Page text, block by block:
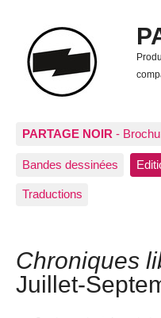
PARTAGE NOIR -
Bandes dessinées
Traductions
Chroniques
Juillet-